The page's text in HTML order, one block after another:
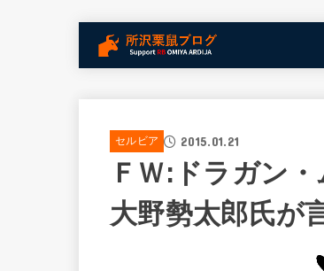
セルビア 2015.01.21
ＦＷ:ドラガン
大野勢太郎氏が